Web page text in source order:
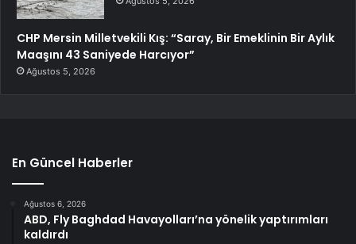
CHP Mersin Milletvekili Kış: “Saray, Bir Emeklinin Bir Aylık
Maaşını 43 Saniyede Harcıyor”
Ağustos 5, 2026
En Güncel Haberler
Ağustos 6, 2026
ABD, Fly Baghdad Havayolları’na yönelik yaptırımları
kaldırdı